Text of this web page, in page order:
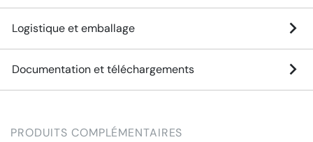
Logistique et emballage
Documentation et téléchargements
PRODUITS COMPLÉMENTAIRES